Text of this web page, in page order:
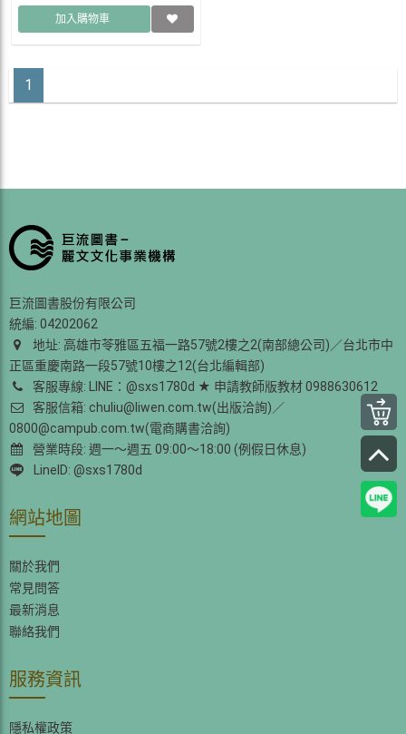
加入購物車
1
巨流圖書股份有限公司
統編: 04202062
地址: 高雄市苓雅區五福一路57號2樓之2(南部總公司)／台北市中
正區重慶南路一段57號10樓之12(台北編輯部)
客服專線: LINE：@sxs1780d ★ 申請教師版教材 0988630612
客服信箱: chuliu@liwen.com.tw(出版洽詢)／
0800@campub.com.tw(電商購書洽詢)
營業時段: 週一～週五 09:00～18:00 (例假日休息)
LineID: @sxs1780d
網站地圖
關於我們
常見問答
最新消息
聯絡我們
服務資訊
隱私權政策